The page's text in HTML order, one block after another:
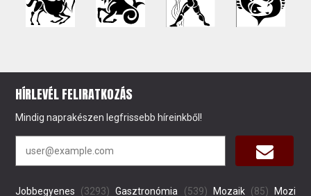
HÍRLEVÉL FELIRATKOZÁS
Mindig naprakészen legfrissebb híreinkből!
Jobbegyenes (3293) Gasztronómia (539) Mozaik(85) Mozi